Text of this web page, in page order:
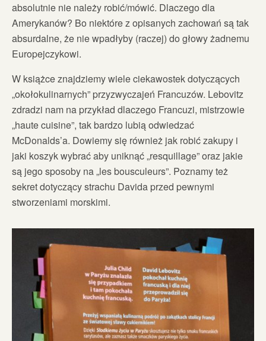
absolutnie nie należy robić/mówić. Dlaczego dla
Amerykanów? Bo niektóre z opisanych zachowań są tak
absurdalne, że nie wpadłyby (raczej) do głowy żadnemu
Europejczykowi.
W książce znajdziemy wiele ciekawostek dotyczących
„okołokulinarnych” przyzwyczajeń Francuzów. Lebovitz
zdradzi nam na przykład dlaczego Francuzi, mistrzowie
„haute cuisine”, tak bardzo lubią odwiedzać
McDonalds’a. Dowiemy się również jak robić zakupy i
jaki koszyk wybrać aby uniknąć „resquillage” oraz jakie
są jego sposoby na „les bousculeurs”. Poznamy też
sekret dotyczący strachu Davida przed pewnymi
stworzeniami morskimi.